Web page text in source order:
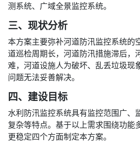
测系统、广域全景监控系统。
三、现状分析
本方案主要弥补河道防汛监控系统的
道巡检周期长，河道防汛措施滞后，
难，河道设施人为破坏、乱丢垃圾现
问题无法妥善解决。
四、建设目标
水利防汛监控系统具有监控范围广、
复杂等特点。基于以上需求围绕功能
更稳定四个方面制定本方案。